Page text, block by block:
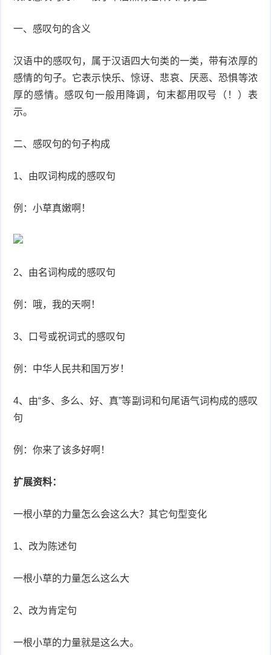
一、感叹句的含义
汉语中的感叹句，属于汉语四大句类的一类，带有浓厚的
感情的句子。它表示快乐、惊讶、悲哀、厌恶、恐惧等浓
厚的感情。感叹句一般用降调，句末都用叹号（！）表
示。
二、感叹句的句子构成
1、由叹词构成的感叹句
例：小草真嫩啊！
2、由名词构成的感叹句
例：哦，我的天啊！
3、口号或祝词式的感叹句
例：中华人民共和国万岁！
4、由“多、多么、好、真”等副词和句尾语气词构成的感叹
句
例：你来了该多好啊！
扩展资料：
一根小草的力量怎么会这么大？其它句型变化
1、改为陈述句
一根小草的力量怎么这么大
2、改为肯定句
一根小草的力量就是这么大。